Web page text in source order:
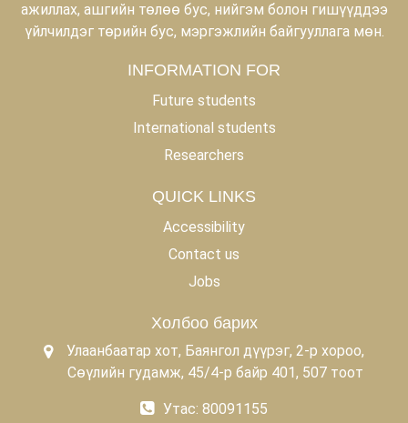
ажиллах, ашгийн төлөө бус, нийгэм болон гишүүддээ
үйлчилдэг төрийн бус, мэргэжлийн байгууллага мөн.
INFORMATION FOR
Future students
International students
Researchers
QUICK LINKS
Accessibility
Contact us
Jobs
Холбоо барих
Улаанбаатар хот, Баянгол дүүрэг, 2-р хороо,
Сөүлийн гудамж, 45/4-р байр 401, 507 тоот
Утас: 80091155